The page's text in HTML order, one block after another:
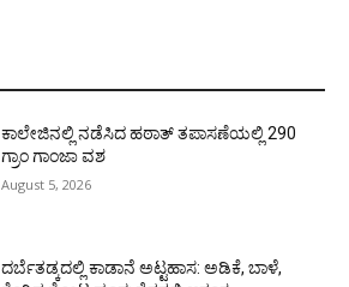
ಕಾಲೇಜಿನಲ್ಲಿ ನಡೆಸಿದ ಹಠಾತ್ ತಪಾಸಣೆಯಲ್ಲಿ 290
ಗ್ರಾಂ ಗಾಂಜಾ ವಶ
August 5, 2026
ದರ್ಬೆತಡ್ಕದಲ್ಲಿ ಕಾಡಾನೆ ಅಟ್ಟಹಾಸ: ಅಡಿಕೆ, ಬಾಳೆ,